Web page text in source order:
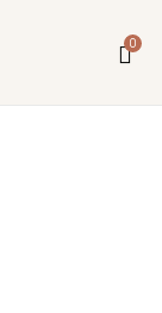
0
12 août.
ne sera